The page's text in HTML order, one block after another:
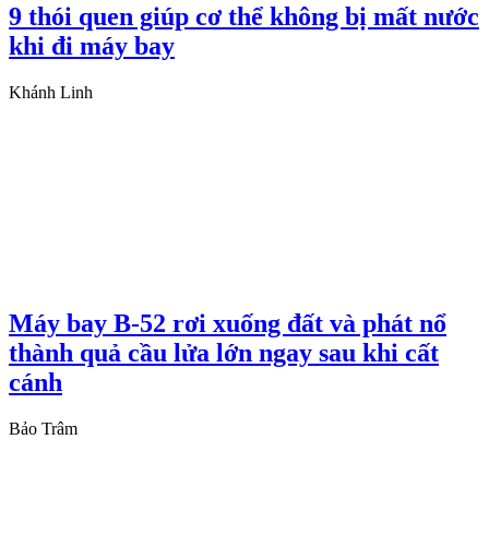
9 thói quen giúp cơ thể không bị mất nước
khi đi máy bay
Khánh Linh
Máy bay B-52 rơi xuống đất và phát nổ
thành quả cầu lửa lớn ngay sau khi cất
cánh
Bảo Trâm